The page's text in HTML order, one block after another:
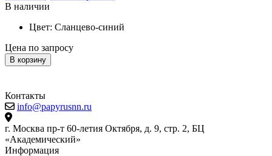
В наличии
Цвет: Сланцево-синий
Цена по запросу
В корзину
Контакты
info@papyrusnn.ru
г. Москва пр-т 60-летия Октября, д. 9, стр. 2, БЦ
«Академический»
Информация